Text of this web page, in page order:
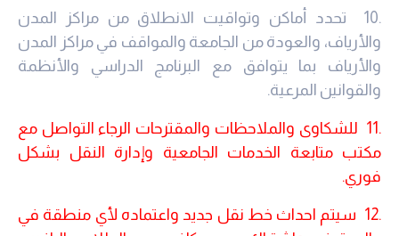
10. تحدد أماكن وتواقيت الانطلاق من مراكز المدن
والأرياف، والعودة من الجامعة والمواقف في مراكز المدن
والأرياف بما يتوافق مع البرنامج الدراسي والأنظمة
والقوانين المرعية.
11. للشكاوى والملاحظات والمقترحات الرجاء التواصل مع
مكتب متابعة الخدمات الجامعية وإدارة النقل بشكل
فوري.
12. سيتم احداث خط نقل جديد واعتماده لأي منطقة في